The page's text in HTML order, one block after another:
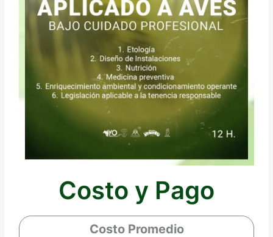
Costo y Pago
Costo Promedio